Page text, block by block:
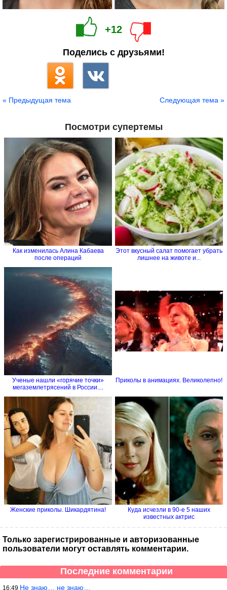
+12
Поделись с друзьями!
« Предыдущая тема Следующая тема »
Посмотри супертемы
Как изменилась Алина Кабаева
после операций
Этот вкусный салат помогает убрать
лишнее на животе и...
Ученые нашли «горячие точки»
мегаземлетрясений в России....
Приколы в анимациях. Великолепно!
Женские приколы. Шикардятина!
Куда исчезли в 90-е 5 наших
известных актрис
Только зарегистрированные и авторизованные
пользователи могут оставлять комментарии.
Последние комментарии
16:49 Не знаю… не знаю…